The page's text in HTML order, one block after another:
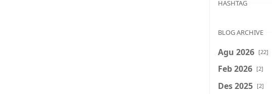
HASHTAG
BLOG ARCHIVE
Agu 2026 [22]
Feb 2026 [2]
Des 2025 [2]